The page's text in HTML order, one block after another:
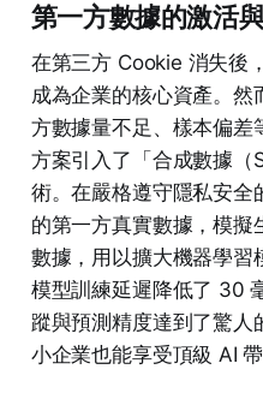
第一方數據的激活
在第三方 Cookie 消失後
成為企業的核心資產。然
方數據量不足、樣本偏差
方案引入了「合成數據
術。在嚴格遵守隱私安全
的第一方真實數據，模
數據，用以擴大機器學習
模型訓練延遲降低了 30
蹤與預測精度達到了驚人
小企業也能享受頂級 AI